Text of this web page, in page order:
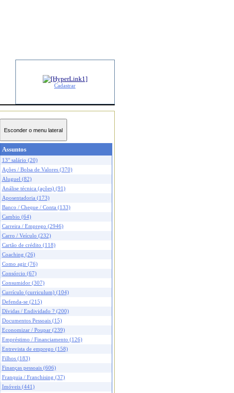
Cadastrar
Assuntos
13° salário (20)
Ações / Bolsa de Valores (370)
Aluguel (82)
Análise técnica (ações) (91)
Aposentadoria (173)
Banco / Cheque / Conta (133)
Cambio (64)
Carreira / Emprego (2946)
Carro / Veículo (232)
Cartão de crédito (118)
Coaching (26)
Como agir (76)
Consórcio (67)
Consumidor (307)
Currículo (curriculum) (104)
Defenda-se (215)
Dívidas / Endividado ? (200)
Documentos Pessoais (15)
Economizar / Poupar (239)
Empréstimo / Financiamento (126)
Entrevista de emprego (158)
Filhos (183)
Finanças pessoais (606)
Franquia / Franchising (37)
Imóveis (441)